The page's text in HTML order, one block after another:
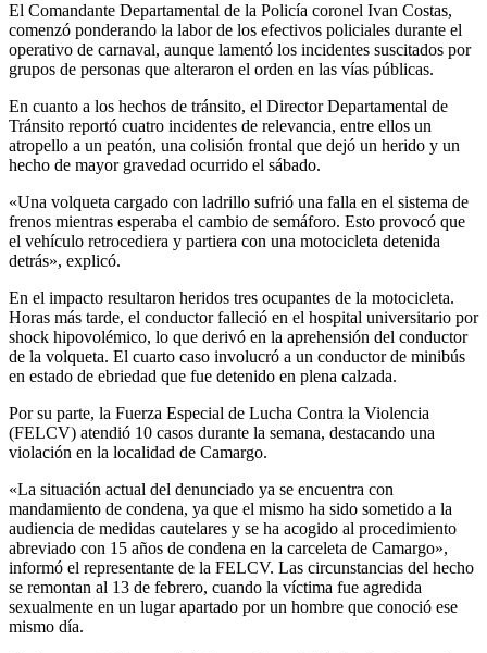
El Comandante Departamental de la Policía coronel Ivan Costas,
comenzó ponderando la labor de los efectivos policiales durante el
operativo de carnaval, aunque lamentó los incidentes suscitados por
grupos de personas que alteraron el orden en las vías públicas.
En cuanto a los hechos de tránsito, el Director Departamental de
Tránsito reportó cuatro incidentes de relevancia, entre ellos un
atropello a un peatón, una colisión frontal que dejó un herido y un
hecho de mayor gravedad ocurrido el sábado.
«Una volqueta cargado con ladrillo sufrió una falla en el sistema de
frenos mientras esperaba el cambio de semáforo. Esto provocó que
el vehículo retrocediera y partiera con una motocicleta detenida
detrás», explicó.
En el impacto resultaron heridos tres ocupantes de la motocicleta.
Horas más tarde, el conductor falleció en el hospital universitario por
shock hipovolémico, lo que derivó en la aprehensión del conductor
de la volqueta. El cuarto caso involucró a un conductor de minibús
en estado de ebriedad que fue detenido en plena calzada.
Por su parte, la Fuerza Especial de Lucha Contra la Violencia
(FELCV) atendió 10 casos durante la semana, destacando una
violación en la localidad de Camargo.
«La situación actual del denunciado ya se encuentra con
mandamiento de condena, ya que el mismo ha sido sometido a la
audiencia de medidas cautelares y se ha acogido al procedimiento
abreviado con 15 años de condena en la carceleta de Camargo»,
informó el representante de la FELCV. Las circunstancias del hecho
se remontan al 13 de febrero, cuando la víctima fue agredida
sexualmente en un lugar apartado por un hombre que conoció ese
mismo día.